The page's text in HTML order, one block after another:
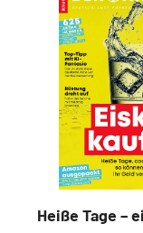
Heiße Tage –